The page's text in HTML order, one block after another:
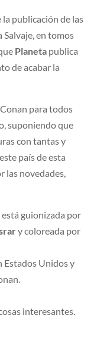
publicación de las
Salvaje, en tomos
Planeta publica
de acabar la
para todos
suponiendo que
con tantas y
país de esta
las novedades,
guionizada por
y coloreada por
Estados Unidos y
interesantes.